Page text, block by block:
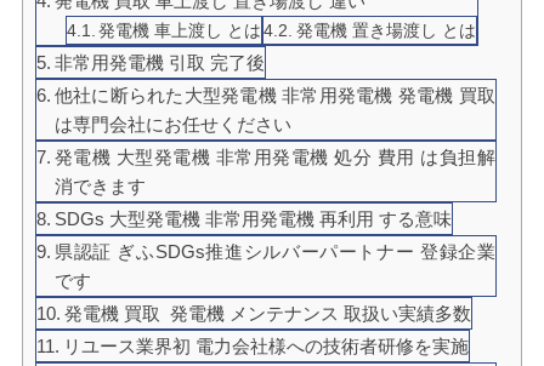
発電機 車上渡し とは 発電機 置き場渡し とは
非常用発電機 引取 完了後
他社に断られた大型発電機 非常用発電機 発電機 買取
は専門会社にお任せください
発電機 大型発電機 非常用発電機 処分 費用 は負担解
消できます
SDGs 大型発電機 非常用発電機 再利用 する意味
県認証 ぎふSDGs推進シルバーパートナー 登録企業
です
発電機 買取 発電機 メンテナンス 取扱い実績多数
リユース業界初 電力会社様への技術者研修を実施